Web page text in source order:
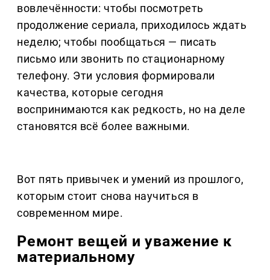
вовлечённости: чтобы посмотреть
продолжение сериала, приходилось ждать
неделю; чтобы пообщаться — писать
письмо или звонить по стационарному
телефону. Эти условия формировали
качества, которые сегодня
воспринимаются как редкость, но на деле
становятся всё более важными.
Вот пять привычек и умений из прошлого,
которым стоит снова научиться в
современном мире.
Ремонт вещей и уважение к
материальному